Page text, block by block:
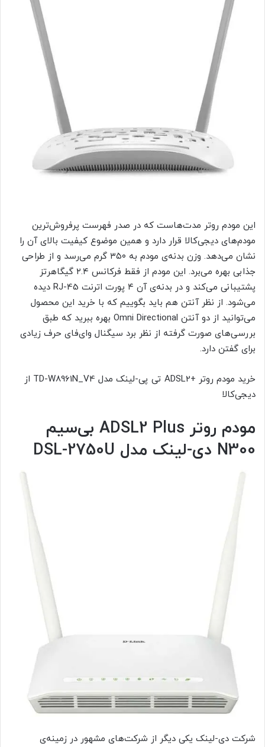
این مودم روتر مدت‌هاست که در صدر فهرست پرفروش‌ترین
مودم‌های دیجی‌کالا قرار دارد و همین موضوع کیفیت بالای آن را
نشان می‌دهد. وزن بدنه‌ی مودم به ۳۵۰ گرم می‌رسد و از طراحی
جذابی بهره می‌برد. این مودم از فقط فرکانس ۲.۴ گیگاهرتز
پشتیبانی می‌کند و در بدنه‌ی آن ۴ پورت اترنت RJ-45 دیده
می‌شود. از نظر آنتن هم باید بگوییم که با خرید این محصول
می‌توانید از دو آنتن Omni Directional بهره ببرید که طبق
بررسی‌های صورت گرفته از نظر برد سیگنال وای‌فای حرف زیادی
برای گفتن دارد.
خرید مودم روتر +ADSL2 تی پی-لینک مدل TD-W8961N_V4 از
دیجی‌کالا
مودم روتر ADSL2 Plus بی‌سیم
N300 دی-لینک مدل DSL-2750U
شرکت دی-لینک یکی دیگر از شرکت‌های مشهور در زمینه‌ی